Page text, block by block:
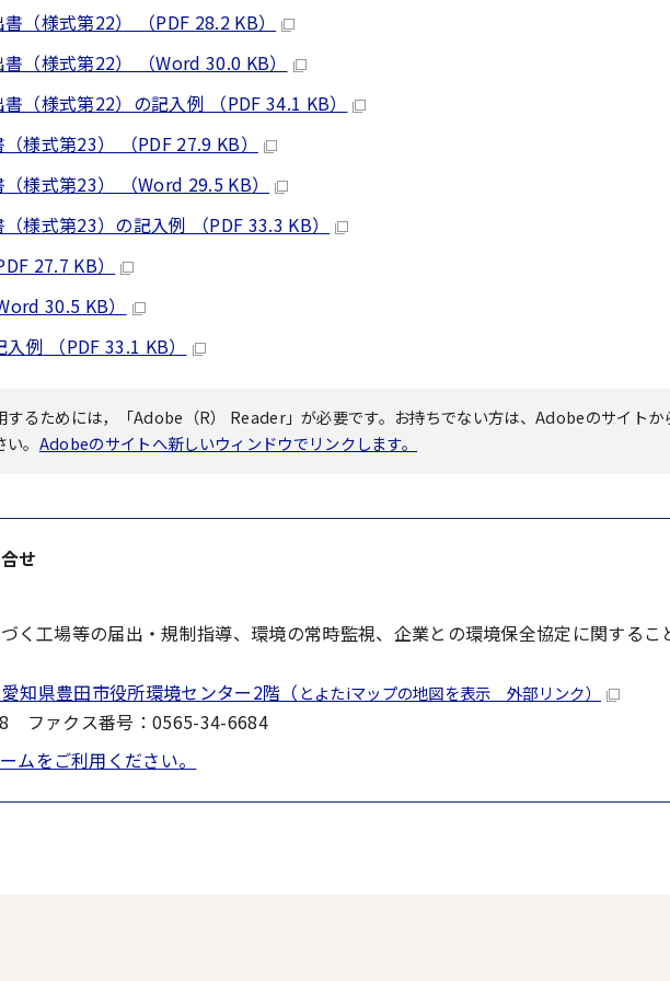
（様式第22） （PDF 28.2 KB）
（様式第22） （Word 30.0 KB）
（様式第22）の記入例 （PDF 34.1 KB）
様式第23） （PDF 27.9 KB）
様式第23） （Word 29.5 KB）
様式第23）の記入例 （PDF 33.3 KB）
27.7 KB）
30.5 KB）
例 （PDF 33.1 KB）
するためには，「Adobe（R） Reader」が必要です。お持ちでない方は、Adobeのサイトか
。 Adobeのサイトへ新しいウィンドウでリンクします。
せ
く工場等の届出・規制指導、環境の常時監視、企業との環境保全協定に関するこ
知県豊田市役所環境センター2階（ とよたiマップの地図を表示 外部リンク）
ファクス番号：0565-34-6684
ムをご利用ください。